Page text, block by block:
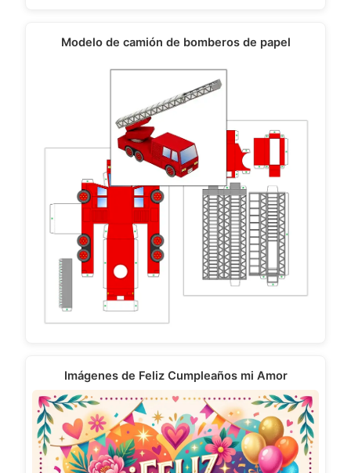
Modelo de camión de bomberos de papel
Imágenes de Feliz Cumpleaños mi Amor